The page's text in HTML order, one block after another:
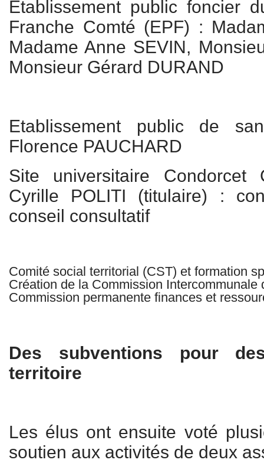
Etablissement public foncier
Franche Comté (EPF) :
Madame Anne SEVIN,
Monsieur Gérard DURAND
Etablissement public de
Florence PAUCHARD
Site universitaire Condorcet
Cyrille POLITI (titulaire) :
conseil consultatif
Comité social territorial (CST) et formation
Création de la Commission Intercommunale
Commission permanente finances et
Des subventions pour
territoire
Les élus ont ensuite voté
soutien aux activités de deux